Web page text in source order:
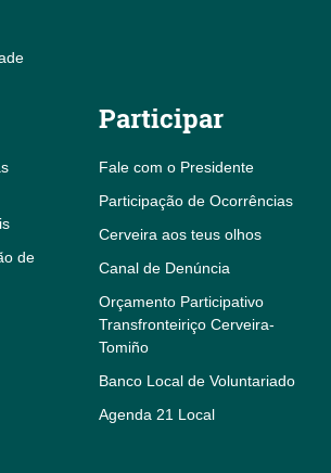
de
Participar
Fale com o Presidente
Participação de Ocorrências
Cerveira aos teus olhos
Canal de Denúncia
Orçamento Participativo
Transfronteiriço Cerveira-
Tomiño
Banco Local de Voluntariado
Agenda 21 Local